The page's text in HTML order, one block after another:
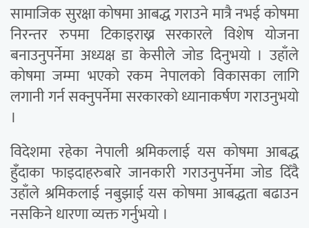
सामाजिक सुरक्षा कोषमा आबद्ध गराउने मात्रै नभई कोषमा
निरन्तर रुपमा टिकाइराख्न सरकारले विशेष योजना
बनाउनुपर्नेमा अध्यक्ष डा केसीले जोड दिनुभयो । उहाँले
कोषमा जम्मा भएको रकम नेपालको विकासका लागि
लगानी गर्न सक्नुपर्नेमा सरकारको ध्यानाकर्षण गराउनुभयो
।
विदेशमा रहेका नेपाली श्रमिकलाई यस कोषमा आबद्ध
हुँदाका फाइदाहरुबारे जानकारी गराउनुपर्नेमा जोड दिँदै
उहाँले श्रमिकलाई नबुझाई यस कोषमा आबद्धता बढाउन
नसकिने धारणा व्यक्त गर्नुभयो ।